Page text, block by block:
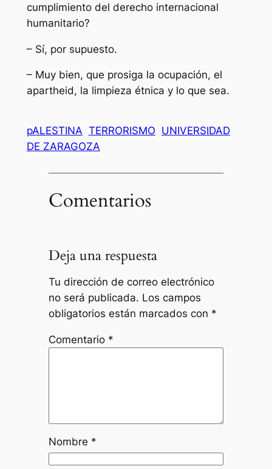
cumplimiento del derecho internacional
humanitario?
– Sí, por supuesto.
– Muy bien, que prosiga la ocupación, el
apartheid, la limpieza étnica y lo que sea.
pALESTINA TERRORISMO UNIVERSIDAD
DE ZARAGOZA
Comentarios
Deja una respuesta
Tu dirección de correo electrónico
no será publicada. Los campos
obligatorios están marcados con *
Comentario *
Nombre *